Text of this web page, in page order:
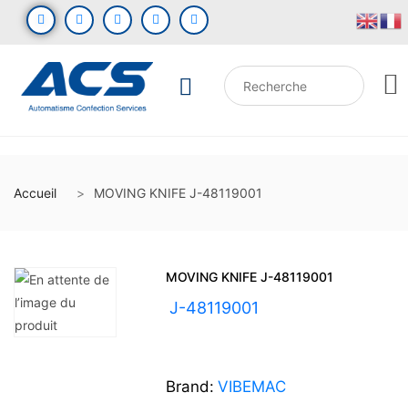
Accueil MOVING KNIFE J-48119001
MOVING KNIFE J-48119001
UGS :J-48119001
Brand: VIBEMAC